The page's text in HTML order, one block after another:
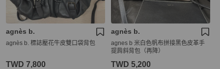
agnès b.
agnès b. 標誌壓花牛皮雙口袋背包
TWD 7,800
agnès b.
agnes b 米白色帆布拼接黑色皮革手
提肩斜背包（再降）
TWD 5,200